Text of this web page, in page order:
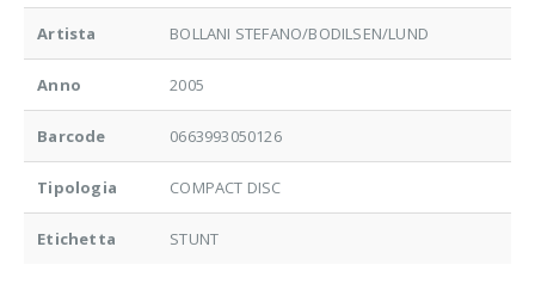
Artista BOLLANI STEFANO/BODILSEN/LUND
Anno 2005
Barcode 0663993050126
Tipologia COMPACT DISC
Etichetta STUNT